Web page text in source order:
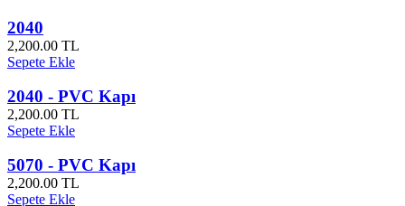
2040
2,200.00 TL
Sepete Ekle
2040 - PVC Kapı
2,200.00 TL
Sepete Ekle
5070 - PVC Kapı
2,200.00 TL
Sepete Ekle